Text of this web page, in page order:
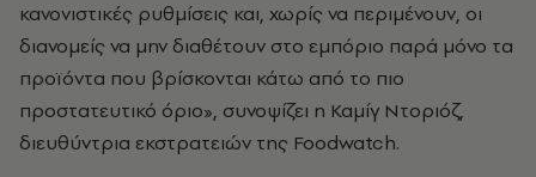
κανονιστικές ρυθμίσεις και, χωρίς να περιμένουν, οι
διανομείς να μην διαθέτουν στο εμπόριο παρά μόνο τα
προϊόντα που βρίσκονται κάτω από το πιο
προστατευτικό όριο», συνοψίζει η Καμίγ Ντοριόζ,
διευθύντρια εκστρατειών της Foodwatch.